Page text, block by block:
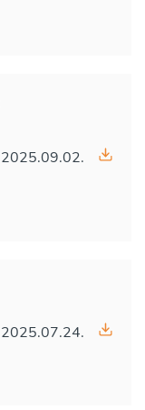
2025.09.02.
2025.07.24.